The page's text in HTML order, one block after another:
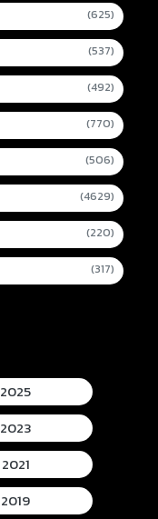
(625)
(537)
(492)
(770)
(506)
(4629)
(220)
(317)
2025
2023
2021
2019